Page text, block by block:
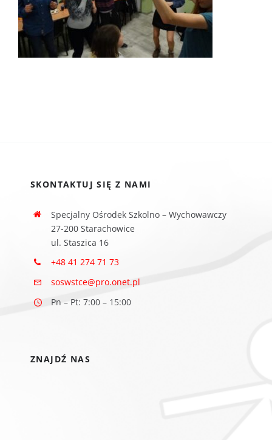
SKONTAKTUJ SIĘ Z NAMI
Specjalny Ośrodek Szkolno – Wychowawczy
27-200 Starachowice
ul. Staszica 16
+48 41 274 71 73
soswstce@pro.onet.pl
Pn – Pt: 7:00 – 15:00
ZNAJDŹ NAS